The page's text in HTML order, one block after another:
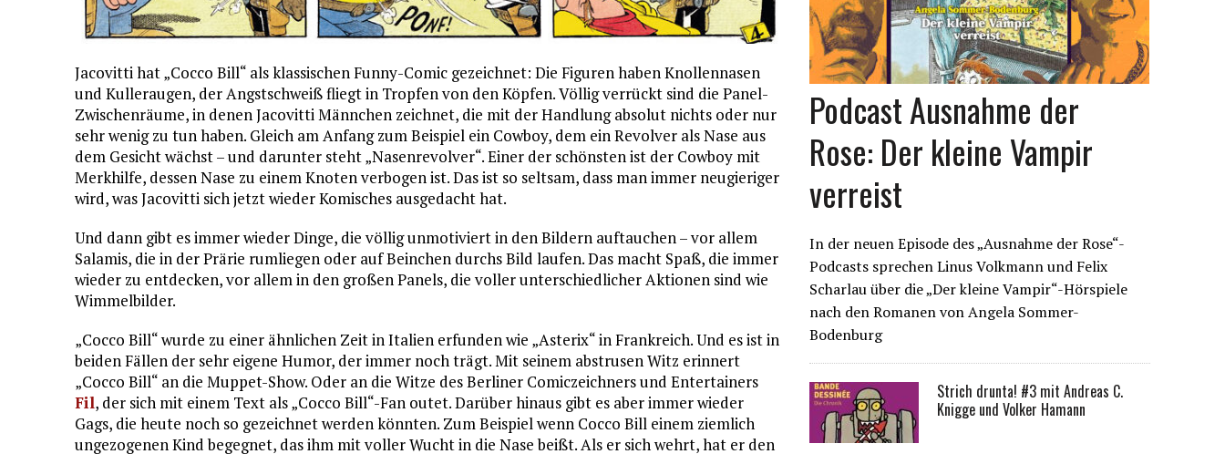
Jacovitti hat „Cocco Bill“ als klassischen Funny-Comic gezeichnet: Die Figuren haben Knollennasen
und Kulleraugen, der Angstschweiß fliegt in Tropfen von den Köpfen. Völlig verrückt sind die Panel-
Zwischenräume, in denen Jacovitti Männchen zeichnet, die mit der Handlung absolut nichts oder nur
sehr wenig zu tun haben. Gleich am Anfang zum Beispiel ein Cowboy, dem ein Revolver als Nase aus
dem Gesicht wächst – und darunter steht „Nasenrevolver“. Einer der schönsten ist der Cowboy mit
Merkhilfe, dessen Nase zu einem Knoten verbogen ist. Das ist so seltsam, dass man immer neugieriger
wird, was Jacovitti sich jetzt wieder Komisches ausgedacht hat.
Und dann gibt es immer wieder Dinge, die völlig unmotiviert in den Bildern auftauchen – vor allem
Salamis, die in der Prärie rumliegen oder auf Beinchen durchs Bild laufen. Das macht Spaß, die immer
wieder zu entdecken, vor allem in den großen Panels, die voller unterschiedlicher Aktionen sind wie
Wimmelbilder.
„Cocco Bill“ wurde zu einer ähnlichen Zeit in Italien erfunden wie „Asterix“ in Frankreich. Und es ist in
beiden Fällen der sehr eigene Humor, der immer noch trägt. Mit seinem abstrusen Witz erinnert
„Cocco Bill“ an die Muppet-Show. Oder an die Witze des Berliner Comiczeichners und Entertainers
Fil, der sich mit einem Text als „Cocco Bill“-Fan outet. Darüber hinaus gibt es aber immer wieder
Gags, die heute noch so gezeichnet werden könnten. Zum Beispiel wenn Cocco Bill einem ziemlich
ungezogenen Kind begegnet, das ihm mit voller Wucht in die Nase beißt. Als er sich wehrt, hat er den
Podcast Ausnahme der
Rose: Der kleine Vampir
verreist
In der neuen Episode des „Ausnahme der Rose“-
Podcasts sprechen Linus Volkmann und Felix
Scharlau über die „Der kleine Vampir“-Hörspiele
nach den Romanen von Angela Sommer-
Bodenburg
Strich drunta! #3 mit Andreas C.
Knigge und Volker Hamann